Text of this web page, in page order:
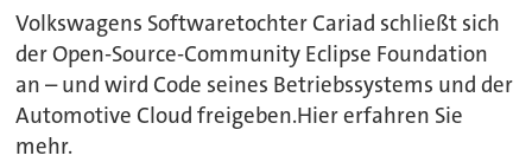
Volkswagens Softwaretochter Cariad schließt sich
der Open-Source-Community Eclipse Foundation
an – und wird Code seines Betriebssystems und der
Automotive Cloud freigeben.Hier erfahren Sie
mehr.